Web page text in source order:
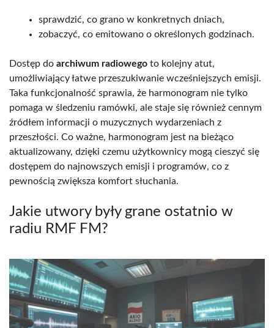
sprawdzić, co grano w konkretnych dniach,
zobaczyć, co emitowano o określonych godzinach.
Dostęp do archiwum radiowego to kolejny atut,
umożliwiający łatwe przeszukiwanie wcześniejszych emisji.
Taka funkcjonalność sprawia, że harmonogram nie tylko
pomaga w śledzeniu ramówki, ale staje się również cennym
źródłem informacji o muzycznych wydarzeniach z
przeszłości. Co ważne, harmonogram jest na bieżąco
aktualizowany, dzięki czemu użytkownicy mogą cieszyć się
dostępem do najnowszych emisji i programów, co z
pewnością zwiększa komfort słuchania.
Jakie utwory były grane ostatnio w
radiu RMF FM?